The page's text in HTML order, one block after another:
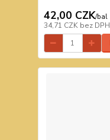
42,00 CZK/bal
34,71 CZK bez DPH